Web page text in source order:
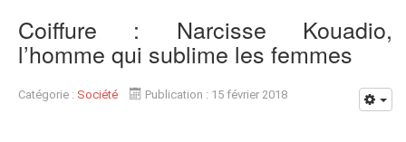
Coiffure : Narcisse Kouadio,
l’homme qui sublime les femmes
Catégorie : Société Publication : 15 février 2018